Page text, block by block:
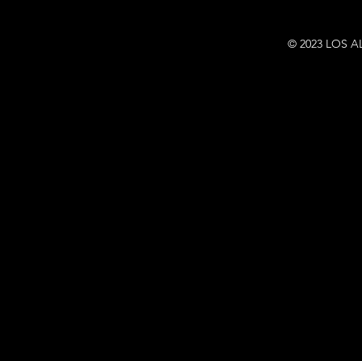
© 2023 LOS